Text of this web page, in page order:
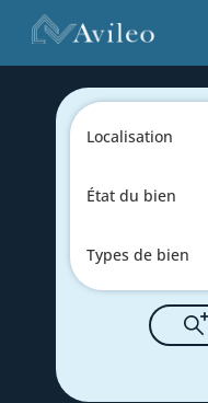
Localisation
État du bien
Types de bien